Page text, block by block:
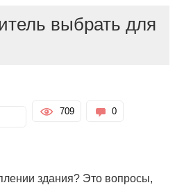
выбрать для
709 0
здания? Это вопросы,